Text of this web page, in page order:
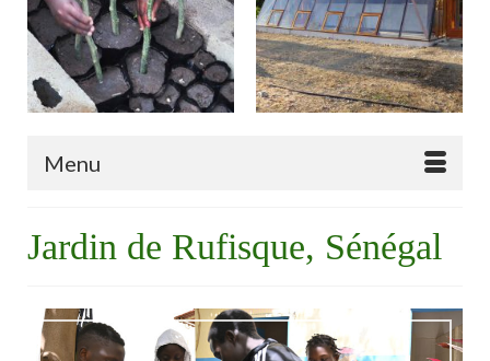
Menu
Jardin de Rufisque, Sénégal